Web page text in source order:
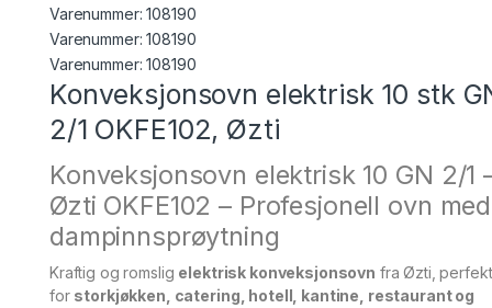
Varenummer:108190
Varenummer: 108190
Varenummer:108190
Konveksjonsovn elektrisk 10 stk
2/1 OKFE102, Øzti
Konveksjonsovn elektrisk 10 GN 2/1
Øzti OKFE102 – Profesjonell ovn med
dampinnsprøytning
Kraftig og romslig elektrisk konveksjonsovn fra Øzti, perfekt
for storkjøkken, catering, hotell, kantine, restaurant og